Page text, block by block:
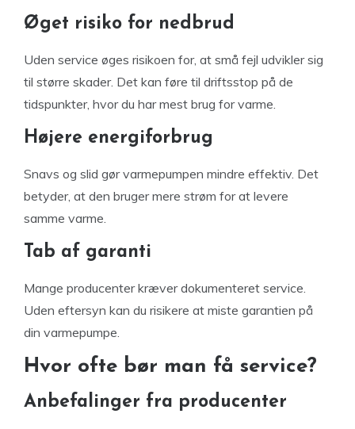
Øget risiko for nedbrud
Uden service øges risikoen for, at små fejl udvikler sig
til større skader. Det kan føre til driftsstop på de
tidspunkter, hvor du har mest brug for varme.
Højere energiforbrug
Snavs og slid gør varmepumpen mindre effektiv. Det
betyder, at den bruger mere strøm for at levere
samme varme.
Tab af garanti
Mange producenter kræver dokumenteret service.
Uden eftersyn kan du risikere at miste garantien på
din varmepumpe.
Hvor ofte bør man få service?
Anbefalinger fra producenter